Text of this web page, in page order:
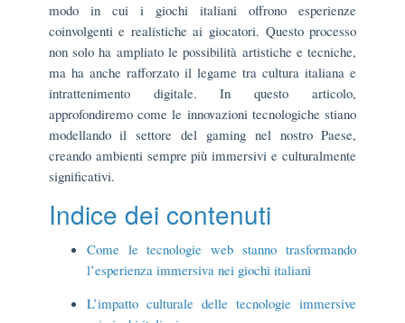
modo in cui i giochi italiani offrono esperienze
coinvolgenti e realistiche ai giocatori. Questo processo
non solo ha ampliato le possibilità artistiche e tecniche,
ma ha anche rafforzato il legame tra cultura italiana e
intrattenimento digitale. In questo articolo,
approfondiremo come le innovazioni tecnologiche stiano
modellando il settore del gaming nel nostro Paese,
creando ambienti sempre più immersivi e culturalmente
significativi.
Indice dei contenuti
Come le tecnologie web stanno trasformando
l’esperienza immersiva nei giochi italiani
L’impatto culturale delle tecnologie immersive